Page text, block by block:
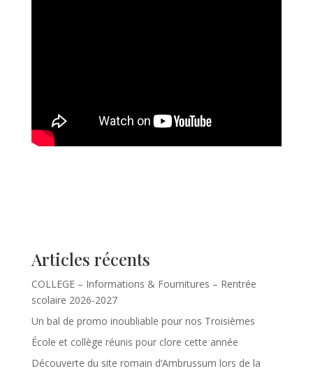
Articles récents
COLLEGE – Informations & Fournitures – Rentrée
scolaire 2026-2027
Un bal de promo inoubliable pour nos Troisièmes
École et collège réunis pour clore cette année
Découverte du site romain d’Ambrussum lors de la